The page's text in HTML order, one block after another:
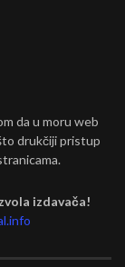
da u moru web
drukčiji pristup
izdavača!